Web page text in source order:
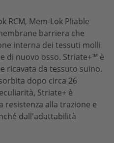
Bone Scraper
RCM, Mem-Lok Pliable
barriera che
interna dei tessuti molli
di nuovo osso. Striate+™ è
ricavata da tessuto suino.
dopo circa 26
Striate+ è
resistenza alla trazione e
dall'adattabilità